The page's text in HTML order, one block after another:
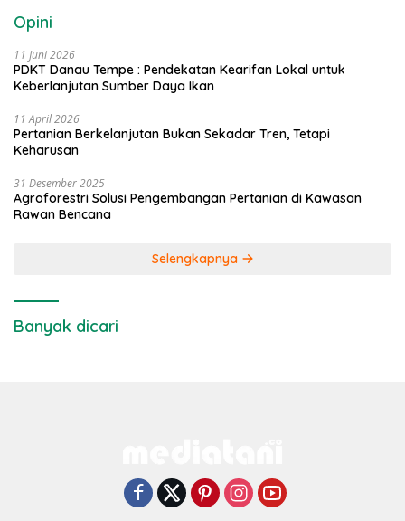
Opini
11 Juni 2026
PDKT Danau Tempe : Pendekatan Kearifan Lokal untuk
Keberlanjutan Sumber Daya Ikan
11 April 2026
Pertanian Berkelanjutan Bukan Sekadar Tren, Tetapi
Keharusan
31 Desember 2025
Agroforestri Solusi Pengembangan Pertanian di Kawasan
Rawan Bencana
Selengkapnya
Banyak dicari